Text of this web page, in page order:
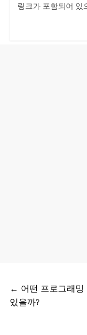
링크가 포함되어 있
← 어떤 프로그래
있을까?